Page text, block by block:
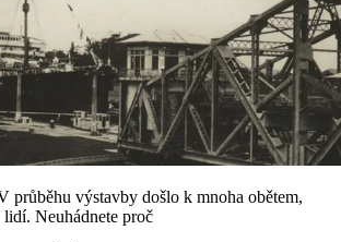
průběhu výstavby došlo k mnoha obětem,
Neuhádnete proč